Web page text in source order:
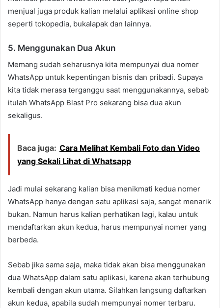
menjual juga produk kalian melalui aplikasi online shop
seperti tokopedia, bukalapak dan lainnya.
5. Menggunakan Dua Akun
Memang sudah seharusnya kita mempunyai dua nomer
WhatsApp untuk kepentingan bisnis dan pribadi. Supaya
kita tidak merasa terganggu saat menggunakannya, sebab
itulah WhatsApp Blast Pro sekarang bisa dua akun
sekaligus.
Baca juga: Cara Melihat Kembali Foto dan Video
yang Sekali Lihat di Whatsapp
Jadi mulai sekarang kalian bisa menikmati kedua nomer
WhatsApp hanya dengan satu aplikasi saja, sangat menarik
bukan. Namun harus kalian perhatikan lagi, kalau untuk
mendaftarkan akun kedua, harus mempunyai nomer yang
berbeda.
Sebab jika sama saja, maka tidak akan bisa menggunakan
dua WhatsApp dalam satu aplikasi, karena akan terhubung
kembali dengan akun utama. Silahkan langsung daftarkan
akun kedua, apabila sudah mempunyai nomer terbaru.